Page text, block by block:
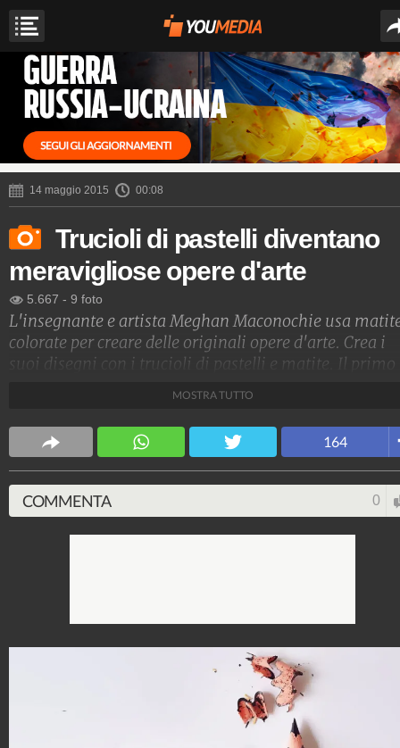
14 maggio 2015 00:08
Trucioli di pastelli diventano
meravigliose opere d'arte
5.667 - 9 foto
L'insegnante e artista Meghan Maconochie usa
colorate per creare delle originali opere d'arte. Crea i
suoi disegni con i trucioli di pastelli e matite. Il primo
minuziosamente i trucioli. Il risultato è straordinario!
4.006.600-54 video-347 foto
MOSTRA TUTTO
164
COMMENTA 0